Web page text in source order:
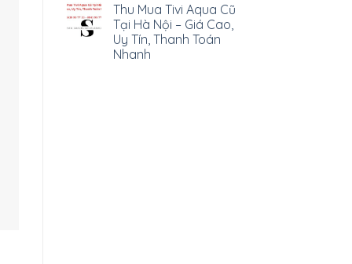
Thu Mua Tivi Aqua Cũ
Tại Hà Nội – Giá Cao,
Uy Tín, Thanh Toán
Nhanh